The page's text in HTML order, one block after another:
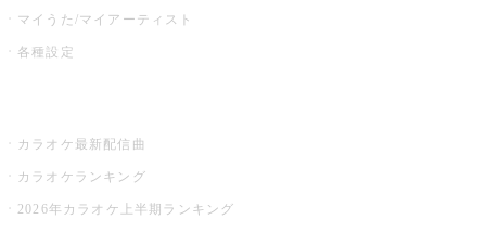
マイうた/マイアーティスト
各種設定
カラオケ最新配信曲
カラオケランキング
2026年カラオケ上半期ランキング